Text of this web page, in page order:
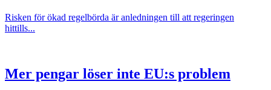
Risken för ökad regelbörda är anledningen till att regeringen
hittills...
Mer pengar löser inte EU:s problem